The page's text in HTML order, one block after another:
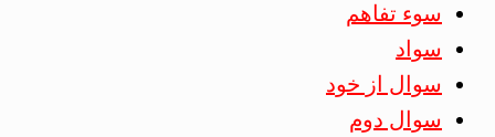
سوء تفاهم
سواد
سوال از خود
سوال دوم